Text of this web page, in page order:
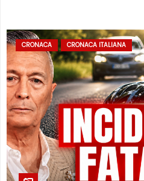
CRONACA CRONACA ITALIANA